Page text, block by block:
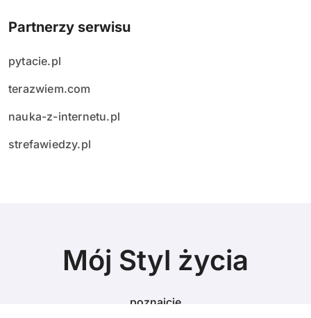
Partnerzy serwisu
pytacie.pl
terazwiem.com
nauka-z-internetu.pl
strefawiedzy.pl
Mój Styl życia
poznajcie